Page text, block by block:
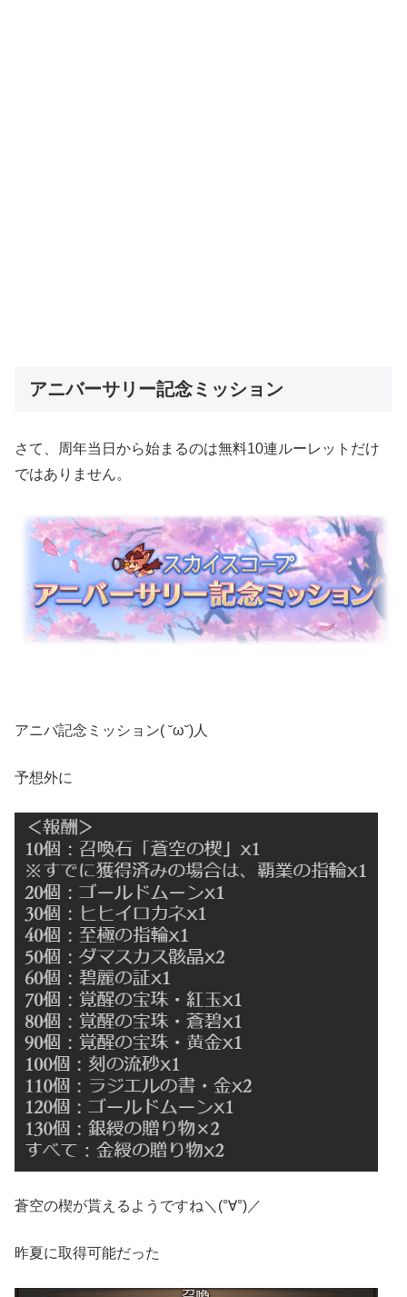
アニバーサリー記念ミッション
さて、周年当日から始まるのは無料10連ルーレットだけ
ではありません。
アニバ記念ミッション( ˘ω˘)人
予想外に
蒼空の楔が貰えるようですね＼(°∀°)／
昨夏に取得可能だった